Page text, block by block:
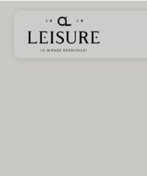
content